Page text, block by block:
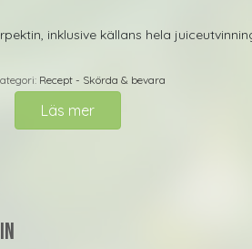
inklusive källans hela
Recept - Skörda & bevara
Läs mer